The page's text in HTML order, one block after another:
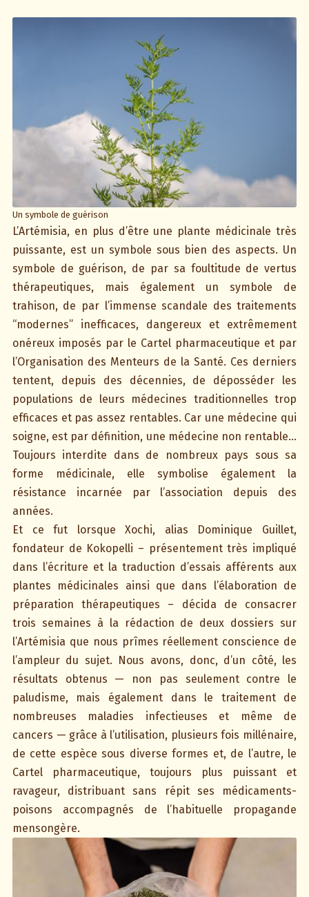
Un symbole de guérison
L’Artémisia, en plus d’être une plante médicinale très
puissante, est un symbole sous bien des aspects. Un
symbole de guérison, de par sa foultitude de vertus
thérapeutiques, mais également un symbole de
trahison, de par l’immense scandale des traitements
“modernes” inefficaces, dangereux et extrêmement
onéreux imposés par le Cartel pharmaceutique et par
l’Organisation des Menteurs de la Santé. Ces derniers
tentent, depuis des décennies, de déposséder les
populations de leurs médecines traditionnelles trop
efficaces et pas assez rentables. Car une médecine qui
soigne, est par définition, une médecine non rentable…
Toujours interdite dans de nombreux pays sous sa
forme médicinale, elle symbolise également la
résistance incarnée par l’association depuis des
années.
Et ce fut lorsque Xochi, alias Dominique Guillet,
fondateur de Kokopelli – présentement très impliqué
dans l’écriture et la traduction d’essais afférents aux
plantes médicinales ainsi que dans l’élaboration de
préparation thérapeutiques – décida de consacrer
trois semaines à la rédaction de deux dossiers sur
l’Artémisia que nous prîmes réellement conscience de
l’ampleur du sujet. Nous avons, donc, d’un côté, les
résultats obtenus — non pas seulement contre le
paludisme, mais également dans le traitement de
nombreuses maladies infectieuses et même de
cancers — grâce à l’utilisation, plusieurs fois millénaire,
de cette espèce sous diverse formes et, de l’autre, le
Cartel pharmaceutique, toujours plus puissant et
ravageur, distribuant sans répit ses médicaments-
poisons accompagnés de l’habituelle propagande
mensongère.